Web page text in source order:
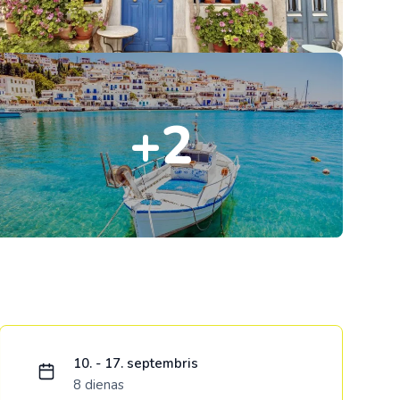
Kolumbija
Kostarika
Kuba
Meksika
Panama
+2
Ielādējam piedāvājumu...
10. - 17. septembris
8 dienas